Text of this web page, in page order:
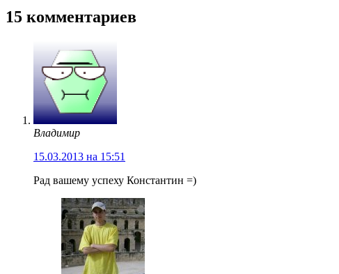
15 комментариев
Владимир
15.03.2013 на 15:51
Рад вашему успеху Константин =)